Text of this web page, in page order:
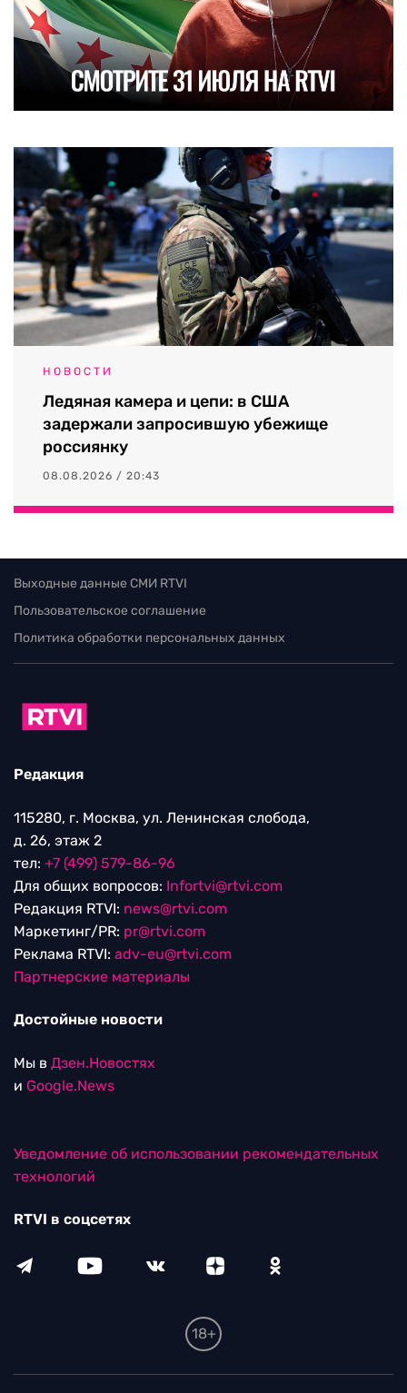
НОВОСТИ
Ледяная камера и цепи: в США
задержали запросившую убежище
россиянку
08.08.2026 / 20:43
Выходные данные СМИ RTVI
Пользовательское соглашение
Политика обработки персональных данных
Редакция
115280, г. Москва, ул. Ленинская слобода,
д. 26, этаж 2
тел: +7 (499) 579-86-96
Для общих вопросов: Infortvi@rtvi.com
Редакция RTVI: news@rtvi.com
Маркетинг/PR: pr@rtvi.com
Реклама RTVI: adv-eu@rtvi.com
Партнерские материалы
Достойные новости
Мы в Дзен.Новостях
и Google.News
Уведомление об использовании рекомендательных
технологий
RTVI в соцсетях
18+